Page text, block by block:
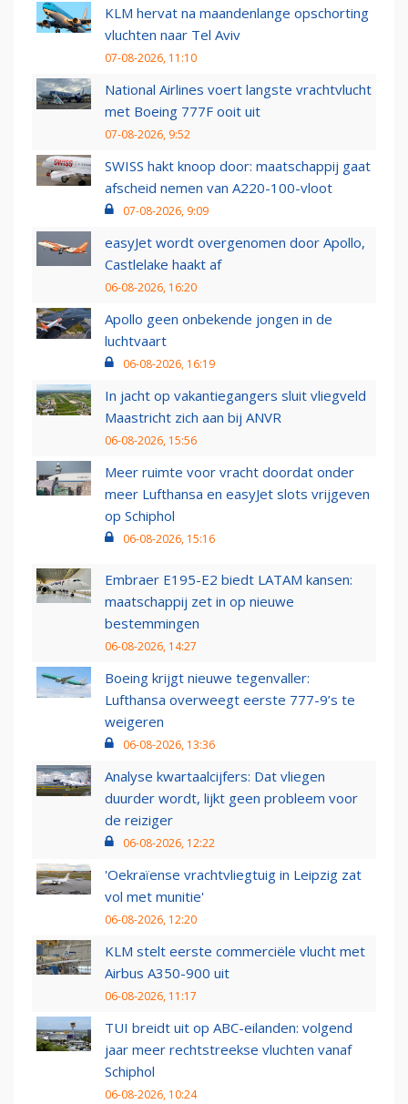
KLM hervat na maandenlange opschorting
vluchten naar Tel Aviv
07-08-2026, 11:10
National Airlines voert langste vrachtvlucht
met Boeing 777F ooit uit
07-08-2026, 9:52
SWISS hakt knoop door: maatschappij gaat
afscheid nemen van A220-100-vloot
07-08-2026, 9:09
easyJet wordt overgenomen door Apollo,
Castlelake haakt af
06-08-2026, 16:20
Apollo geen onbekende jongen in de
luchtvaart
06-08-2026, 16:19
In jacht op vakantiegangers sluit vliegveld
Maastricht zich aan bij ANVR
06-08-2026, 15:56
Meer ruimte voor vracht doordat onder
meer Lufthansa en easyJet slots vrijgeven
op Schiphol
06-08-2026, 15:16
Embraer E195-E2 biedt LATAM kansen:
maatschappij zet in op nieuwe
bestemmingen
06-08-2026, 14:27
Boeing krijgt nieuwe tegenvaller:
Lufthansa overweegt eerste 777-9’s te
weigeren
06-08-2026, 13:36
Analyse kwartaalcijfers: Dat vliegen
duurder wordt, lijkt geen probleem voor
de reiziger
06-08-2026, 12:22
'Oekraïense vrachtvliegtuig in Leipzig zat
vol met munitie'
06-08-2026, 12:20
KLM stelt eerste commerciële vlucht met
Airbus A350-900 uit
06-08-2026, 11:17
TUI breidt uit op ABC-eilanden: volgend
jaar meer rechtstreekse vluchten vanaf
Schiphol
06-08-2026, 10:24